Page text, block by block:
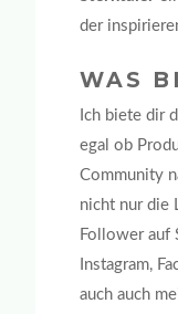
der
WAS
Ich biete dir
egal ob
Community
nicht nur die
Follower auf
Instagram,
auch auch